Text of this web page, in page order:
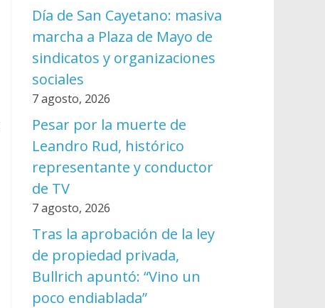
Día de San Cayetano: masiva
marcha a Plaza de Mayo de
sindicatos y organizaciones
sociales
7 agosto, 2026
Pesar por la muerte de
Leandro Rud, histórico
representante y conductor
de TV
7 agosto, 2026
Tras la aprobación de la ley
de propiedad privada,
Bullrich apuntó: “Vino un
poco endiablada”